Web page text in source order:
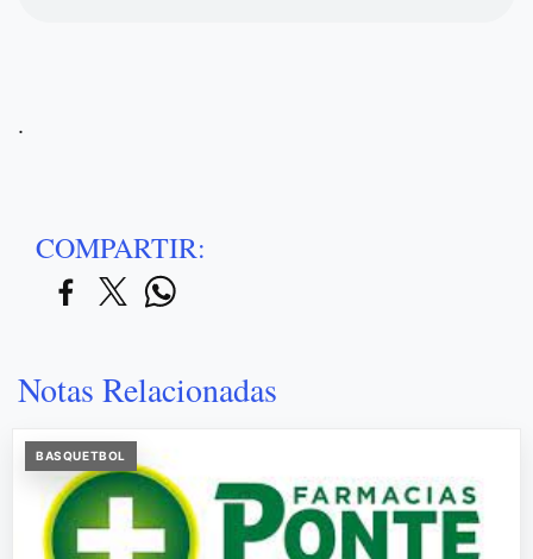
.
COMPARTIR:
Notas Relacionadas
BASQUETBOL